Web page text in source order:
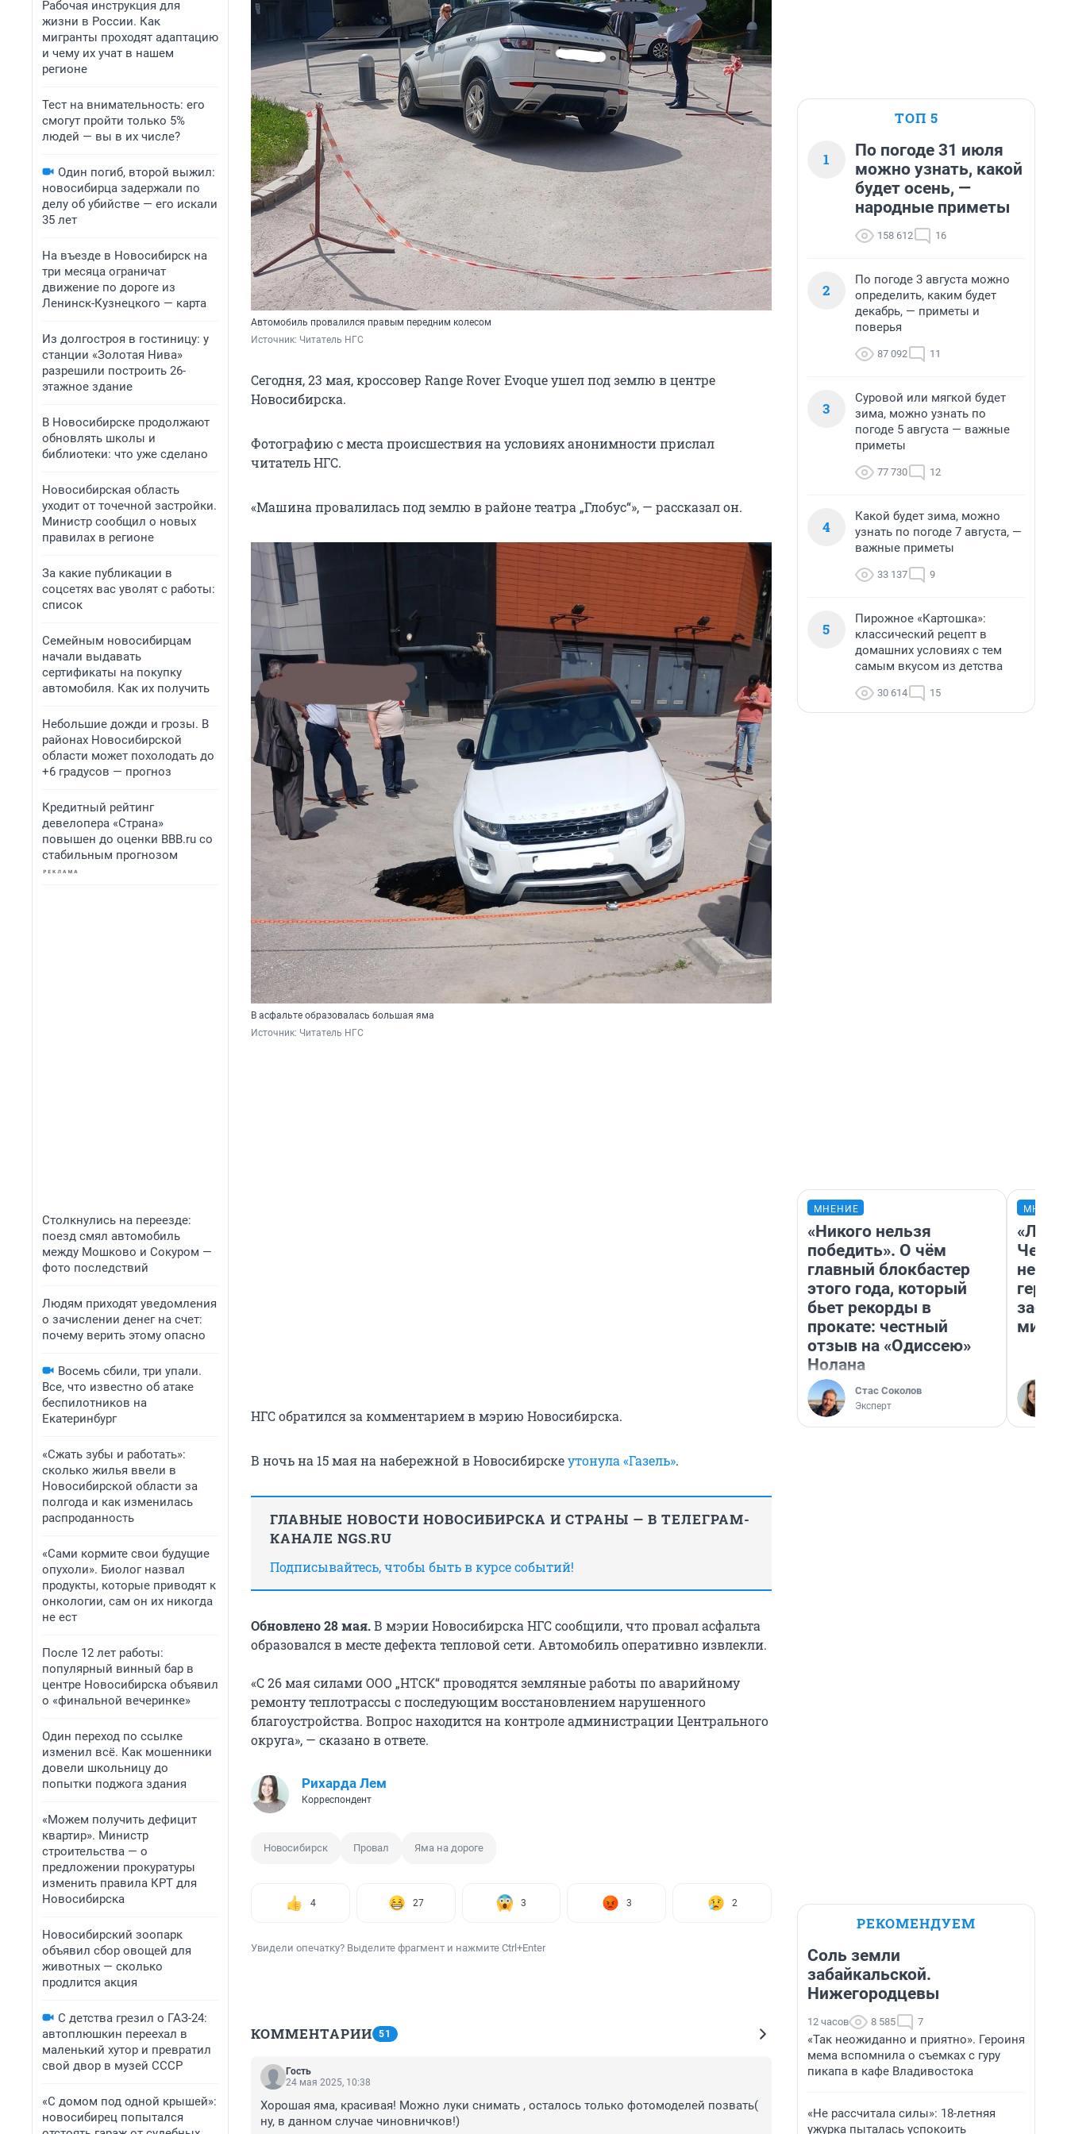
Рабочая инструкция для
жизни в России. Как
мигранты проходят адаптацию
и чему их учат в нашем
регионе
Тест на внимательность: его
смогут пройти только 5%
людей — вы в их числе?
Один погиб, второй выжил:
новосибирца задержали по
делу об убийстве — его искали
35 лет
На въезде в Новосибирск на
три месяца ограничат
движение по дороге из
Ленинск-Кузнецкого — карта
Из долгостроя в гостиницу: у
станции «Золотая Нива»
разрешили построить 26-
этажное здание
В Новосибирске продолжают
обновлять школы и
библиотеки: что уже сделано
Новосибирская область
уходит от точечной застройки.
Министр сообщил о новых
правилах в регионе
За какие публикации в
соцсетях вас уволят с работы:
список
Семейным новосибирцам
начали выдавать
сертификаты на покупку
автомобиля. Как их получить
Небольшие дожди и грозы. В
районах Новосибирской
области может похолодать до
+6 градусов — прогноз
Кредитный рейтинг
девелопера «Страна»
повышен до оценки BBB.ru со
стабильным прогнозом
Столкнулись на переезде:
поезд смял автомобиль
между Мошково и Сокуром —
фото последствий
Людям приходят уведомления
о зачислении денег на счет:
почему верить этому опасно
Восемь сбили, три упали.
Все, что известно об атаке
беспилотников на
Екатеринбург
«Сжать зубы и работать»:
сколько жилья ввели в
Новосибирской области за
полгода и как изменилась
распроданность
«Сами кормите свои будущие
опухоли». Биолог назвал
продукты, которые приводят к
онкологии, сам он их никогда
не ест
После 12 лет работы:
популярный винный бар в
центре Новосибирска объявил
о «финальной вечеринке»
Один переход по ссылке
изменил всё. Как мошенники
довели школьницу до
попытки поджога здания
«Можем получить дефицит
квартир». Министр
строительства — о
предложении прокуратуры
изменить правила КРТ для
Новосибирска
Новосибирский зоопарк
объявил сбор овощей для
животных — сколько
продлится акция
С детства грезил о ГАЗ-24:
автоплюшкин переехал в
маленький хутор и превратил
свой двор в музей СССР
«С домом под одной крышей»:
новосибирец попытался
Автомобиль провалился правым передним колесом
Источник: Читатель НГС
Сегодня, 23 мая, кроссовер Range Rover Evoque ушел под землю в центре
Новосибирска.
Фотографию с места происшествия на условиях анонимности прислал
читатель НГС.
«Машина провалилась под землю в районе театра „Глобус“», — рассказал он.
В асфальте образовалась большая яма
Источник: Читатель НГС
НГС обратился за комментарием в мэрию Новосибирска.
В ночь на 15 мая на набережной в Новосибирскеутонула «Газель».
ГЛАВНЫЕ НОВОСТИ НОВОСИБИРСКА И СТРАНЫ — В ТЕЛЕГРАМ-
КАНАЛЕ NGS.RU
Подписывайтесь, чтобы быть в курсе событий!
Обновлено 28 мая.В мэрии Новосибирска НГС сообщили, что провал асфальта
образовался в месте дефекта тепловой сети. Автомобиль оперативно извлекли.
«С 26 мая силами ООО „НТСК“ проводятся земляные работы по аварийному
ремонту теплотрассы с последующим восстановлением нарушенного
благоустройства. Вопрос находится на контроле администрации Центрального
округа», — сказано в ответе.
Рихарда Лем
Корреспондент
Новосибирск Провал Яма на дороге
4 27 3 3 2
Увидели опечатку? Выделите фрагмент и нажмите Ctrl+Enter
КОММЕНТАРИИ 51
Гость
24 мая 2025, 10:38
Хорошая яма, красивая! Можно луки снимать , осталось только фотомоделей позвать(
ну, в данном случае чиновничков!)
ТОП 5
1
По погоде 31 июля
можно узнать, какой
будет осень, —
народные приметы
158 612 16
2
По погоде 3 августа можно
определить, каким будет
декабрь, — приметы и
поверья
87 092 11
3
Суровой или мягкой будет
зима, можно узнать по
погоде 5 августа — важные
приметы
77 730 12
4
Какой будет зима, можно
узнать по погоде 7 августа, —
важные приметы
33 137 9
5
Пирожное «Картошка»:
классический рецепт в
домашних условиях с тем
самым вкусом из детства
30 614 15
МНЕНИЕ
«Никого нельзя
победить». О чём
главный блокбастер
этого года, который
бьет рекорды в
прокате: честный
отзыв на «Одиссею»
Нолана
Стас Соколов
Эксперт
Чем
герои
РЕКОМЕНДУЕМ
Соль земли
забайкальской.
Нижегородцевы
12 часов 8 585 7
«Так неожиданно и приятно». Героиня
мема вспомнила о съемках с гуру
пикапа в кафе Владивостока
«Не рассчитала силы»: 18-летняя
ужурка пыталась успокоить